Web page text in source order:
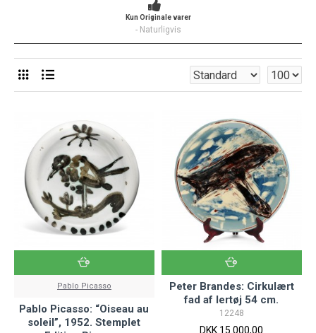
Kun Originale varer
- Naturligvis
Pablo Picasso
Pablo Picasso: “Oiseau au
soleil”, 1952. Stemplet
Peter Brandes: Cirkulært
fad af lertøj 54 cm.
12248
DKK 15.000,00